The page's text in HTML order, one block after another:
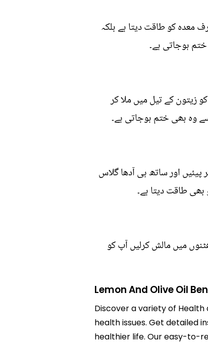
معدہ کو طاقت دیتا ہے بلکہ
ہوجاتی ہے۔
زیتون کے تیل میں ملا کر
وہ بھی ختم ہوجاتی ہے۔
اور ساتھ ہی آدھا گلاس
بھی طاقت دیتا ہے۔
میں مالش کرلیں آپ کو
Lemon And Olive Oil
Discover a variety of Health
health issues. Get detailed
healthier life. Our easy-to-